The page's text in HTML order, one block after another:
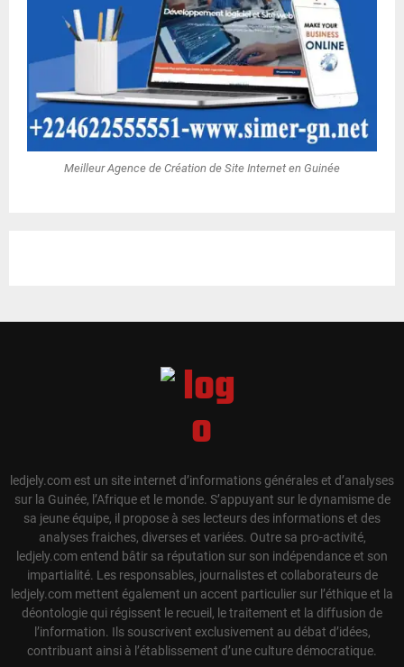
Meilleur Agence de Création de Site Internet en Guinée
ledjely.com est un site internet d’informations générales et d’analyses
sur la Guinée, l’Afrique et le monde. S’appuyant sur le dynamisme de
sa jeune équipe, il propose à ses lecteurs des informations et des
analyses fraiches, diverses et variées. Outre sa pro-activité,
ledjely.com entend bâtir sa réputation sur son indépendance et son
impartialité. Les responsables, journalistes et collaborateurs de
ledjely.com mettent également un accent particulier sur l’éthique et la
déontologie qui régissent le recueil, le traitement et la diffusion de
l’information. Ils souscrivent exclusivement au débat d’idées,
contribuant ainsi à l’établissement d’une culture démocratique.